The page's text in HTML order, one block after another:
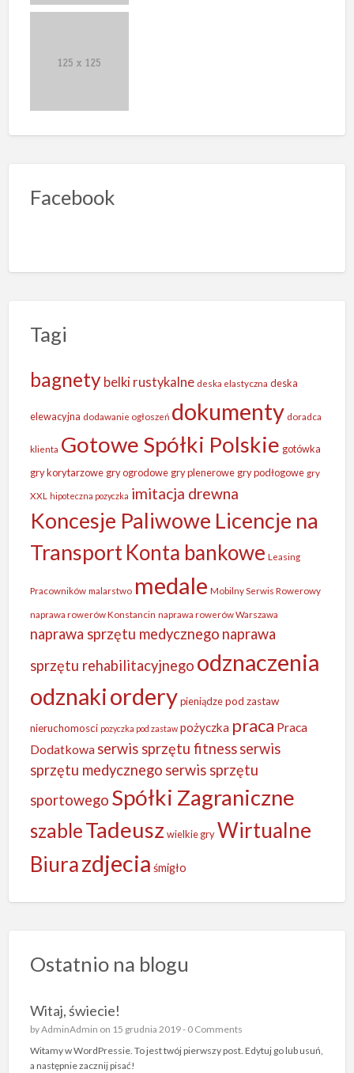
Facebook
Tagi
bagnety belki rustykalne deska elastyczna deska
elewacyjna dodawanie ogłoszeń dokumenty doradca
klienta Gotowe Spółki Polskie gotówka
gry korytarzowe gry ogrodowe gry plenerowe gry podłogowe gry
XXL hipoteczna pozyczka imitacja drewna
Koncesje Paliwowe Licencje na
TransportKonta bankowe Leasing
Pracowników malarstwo medale Mobilny Serwis Rowerowy
naprawa rowerów Konstancin naprawa rowerów Warszawa
naprawa sprzętu medycznego naprawa
sprzętu rehabilitacyjnego odznaczenia
odznakiordery pieniądze pod zastaw
nieruchomosci pozyczka pod zastaw pożyczka praca Praca
Dodatkowa serwis sprzętu fitnessserwis
sprzętu medycznego serwis sprzętu
sportowego Spółki Zagraniczne
szableTadeusz wielkie gry Wirtualne
Biurazdjecia śmigło
Ostatnio na blogu
Witaj, świecie!
byAdminAdmin on 15 grudnia 2019 - 0 Comments
Witamy w WordPressie. To jest twój pierwszy post. Edytuj go lub usuń,
a następnie zacznij pisać!